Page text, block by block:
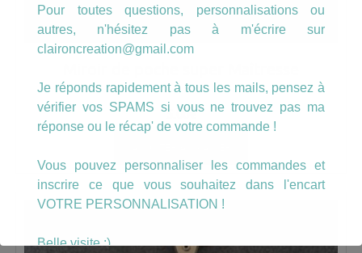
5.00€
Pour toutes questions, personnalisations ou
autres, n'hésitez pas à m'écrire sur
claironcreation@gmail.com
Je réponds rapidement à tous les mails, pensez à
vérifier vos SPAMS si vous ne trouvez pas ma
réponse ou le récap' de votre commande !
Vous pouvez personnaliser les commandes et
inscrire ce que vous souhaitez dans l'encart
VOTRE PERSONNALISATION !
Belle visite :)